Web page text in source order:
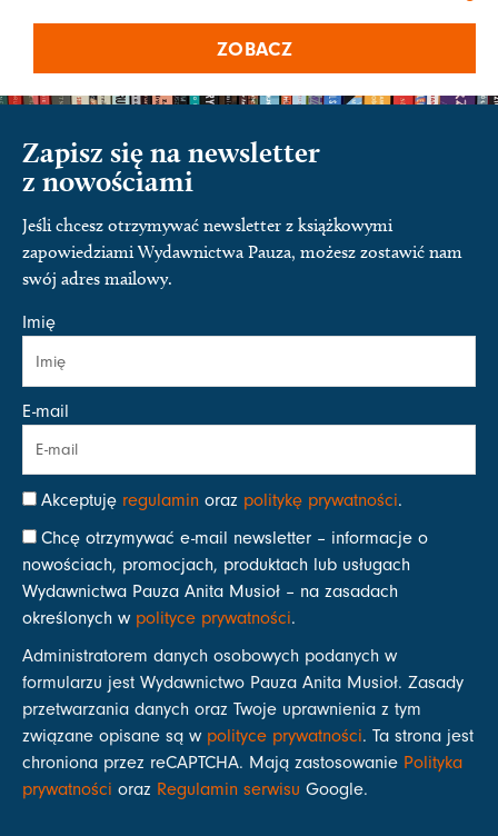
ZOBACZ
Zapisz się na newsletter
z nowościami
Jeśli chcesz otrzymywać newsletter z książkowymi
zapowiedziami Wydawnictwa Pauza, możesz zostawić nam
swój adres mailowy.
Imię
E-mail
Akceptuję regulamin oraz politykę prywatności.
Chcę otrzymywać e-mail newsletter – informacje o
nowościach, promocjach, produktach lub usługach
Wydawnictwa Pauza Anita Musioł – na zasadach
określonych w polityce prywatności.
Administratorem danych osobowych podanych w
formularzu jest Wydawnictwo Pauza Anita Musioł. Zasady
przetwarzania danych oraz Twoje uprawnienia z tym
związane opisane są w polityce prywatności. Ta strona jest
chroniona przez reCAPTCHA. Mają zastosowanie Polityka
prywatności oraz Regulamin serwisu Google.